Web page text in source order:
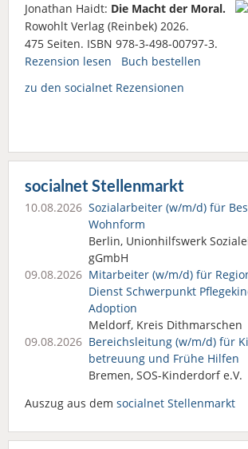
Jonathan Haidt: Die Macht der Moral.
Rowohlt Verlag (Reinbek) 2026.
475 Seiten. ISBN 978-3-498-00797-3.
Rezension lesen
Buch bestellen
zu den socialnet Rezensionen
socialnet Stellenmarkt
10.08.2026 Sozialarbeiter (w/m/d) für
Wohnform
Berlin, Unionhilfswerk
gGmbH
09.08.2026 Mitarbeiter (w/m/d) für
Dienst Schwerpunkt
Adoption
Meldorf, Kreis Dithmarschen
09.08.2026 Bereichsleitung (w/m/d) für
betreuung und Frühe Hilfen
Bremen, SOS-Kinderdorf e.V.
Auszug aus dem socialnet Stellenmarkt